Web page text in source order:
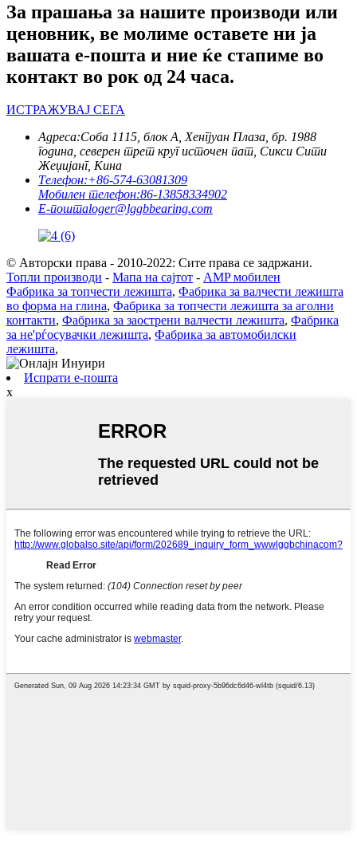
За прашања за нашите производи или
ценовник, ве молиме оставете ни ја
вашата е-пошта и ние ќе стапиме во
контакт во рок од 24 часа.
ИСТРАЖУВАЈ СЕГА
Адреса:Соба 1115, блок А, Хенгјуан Плаза, бр. 1988
година, северен трет круг источен пат, Сикси Сити
Жеџијанг, Кина
Телефон:+86-574-63081309
Мобилен телефон:86-13858334902
Е-поштаloger@lggbbearing.com
© Авторски права - 2010-2022: Сите права се задржани.
Топли производи - Мапа на сајтот - AMP мобилен
Фабрика за топчести лежишта, Фабрика за валчести лежишта
во форма на глина, Фабрика за топчести лежишта за аголни
контакти, Фабрика за заострени валчести лежишта, Фабрика
за не'рѓосувачки лежишта, Фабрика за автомобилски
лежишта,
Испрати е-пошта
x